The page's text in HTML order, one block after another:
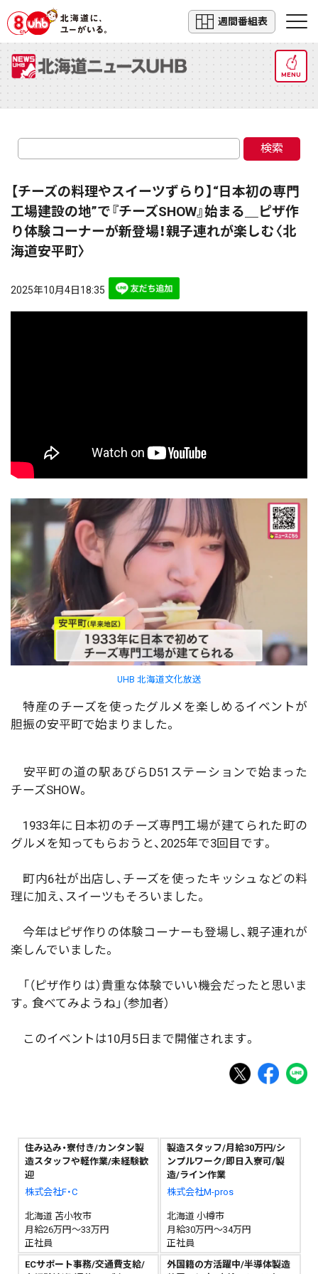
週間番組表
MENU
検索
【チーズの料理やスイーツずらり】“日本初の専門
工場建設の地”で『チーズSHOW』始まる＿ピザ作
り体験コーナーが新登場！親子連れが楽しむ〈北
海道安平町〉
2025年10月4日18:35
UHB 北海道文化放送
特産のチーズを使ったグルメを楽しめるイベントが
胆振の安平町で始まりました。
安平町の道の駅あびらD51ステーションで始まった
チーズSHOW。
1933年に日本初のチーズ専門工場が建てられた町の
グルメを知ってもらおうと、2025年で3回目です。
町内6社が出店し、チーズを使ったキッシュなどの料
理に加え、スイーツもそろいました。
今年はピザ作りの体験コーナーも登場し、親子連れが
楽しんでいました。
「（ピザ作りは）貴重な体験でいい機会だったと思いま
す。食べてみようね」（参加者）
このイベントは10月5日まで開催されます。
住み込み・寮付き/カンタン製
造スタッフや軽作業/未経験歓
迎
株式会社F・C
北海道 苫小牧市
月給26万円～33万円
正社員
製造スタッフ/月給30万円/シ
ンプルワーク/即日入寮可/製
造/ライン作業
株式会社M-pros
北海道 小樽市
月給30万円～34万円
正社員
ECサポート事務/交通費支給/
外国籍の方活躍中/半導体製造